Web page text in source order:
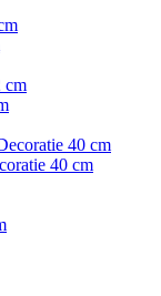
40 cm